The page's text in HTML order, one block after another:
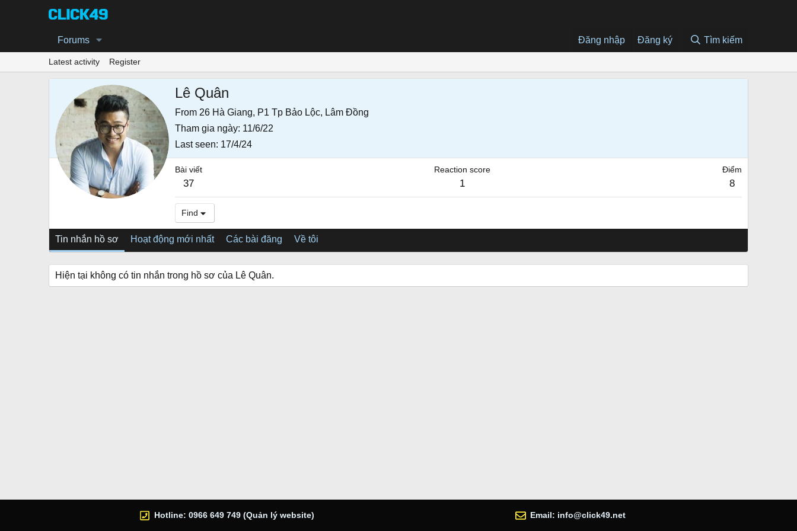
Forums Đăng nhập Đăng ký Tìm kiếm
Latest activity Register
Lê Quân
From 26 Hà Giang, P1 Tp Bảo Lộc, Lâm Đồng
Tham gia ngày 11/6/22
Last seen 17/4/24
Bài viết
37
Reaction score
1
Điểm
8
Find
Tin nhắn hồ sơ Hoạt động mới nhất Các bài đăng Về tôi
Hiện tại không có tin nhắn trong hồ sơ của Lê Quân.
Hotline: 0966 649 749 (Quản lý website) Email: info@click49.net